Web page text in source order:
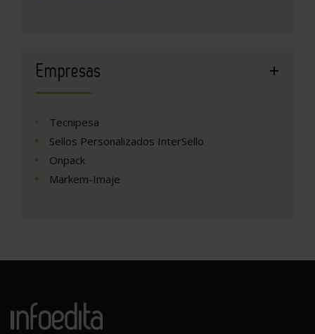
Empresas
Tecnipesa
Sellos Personalizados InterSello
Onpack
Markem-Imaje